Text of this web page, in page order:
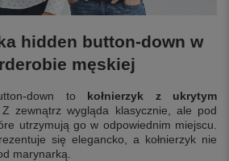
hidden button-down w
męskiej
down to kołnierzyk z ukrytym
Z zewnątrz wygląda klasycznie, ale pod
utrzymują go w odpowiednim miejscu.
się elegancko, a kołnierzyk nie
marynarką.